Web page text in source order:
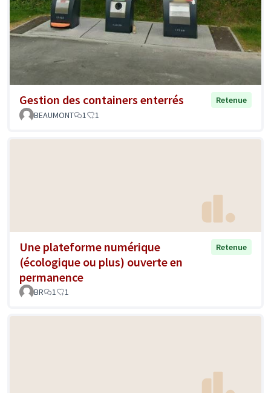
Gestion des containers enterrés
Retenue
BEAUMONT
1 1
Une plateforme numérique
(écologique ou plus) ouverte en
permanence
Retenue
BR 1 1